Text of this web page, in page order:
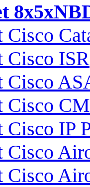
Cisco
Cisco ISR
Cisco
Cisco
IP
Cisco
Cisco